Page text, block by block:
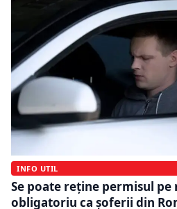
INFO UTIL
Se poate reține permisul pe
obligatoriu ca șoferii din